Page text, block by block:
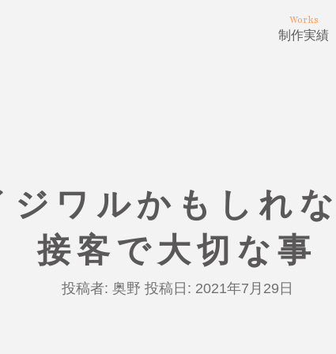
Works
制作実績
ワルかもしれ
接客で大切な事
投稿者: 奥野 投稿日: 2021年7月29日